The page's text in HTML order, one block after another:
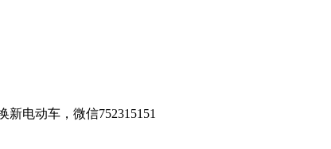
电动车，微信752315151